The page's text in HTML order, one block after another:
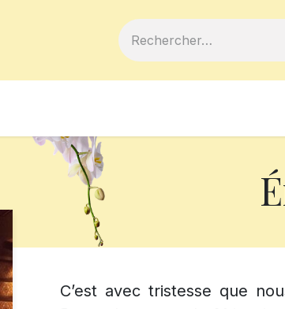
C’est avec tristesse que